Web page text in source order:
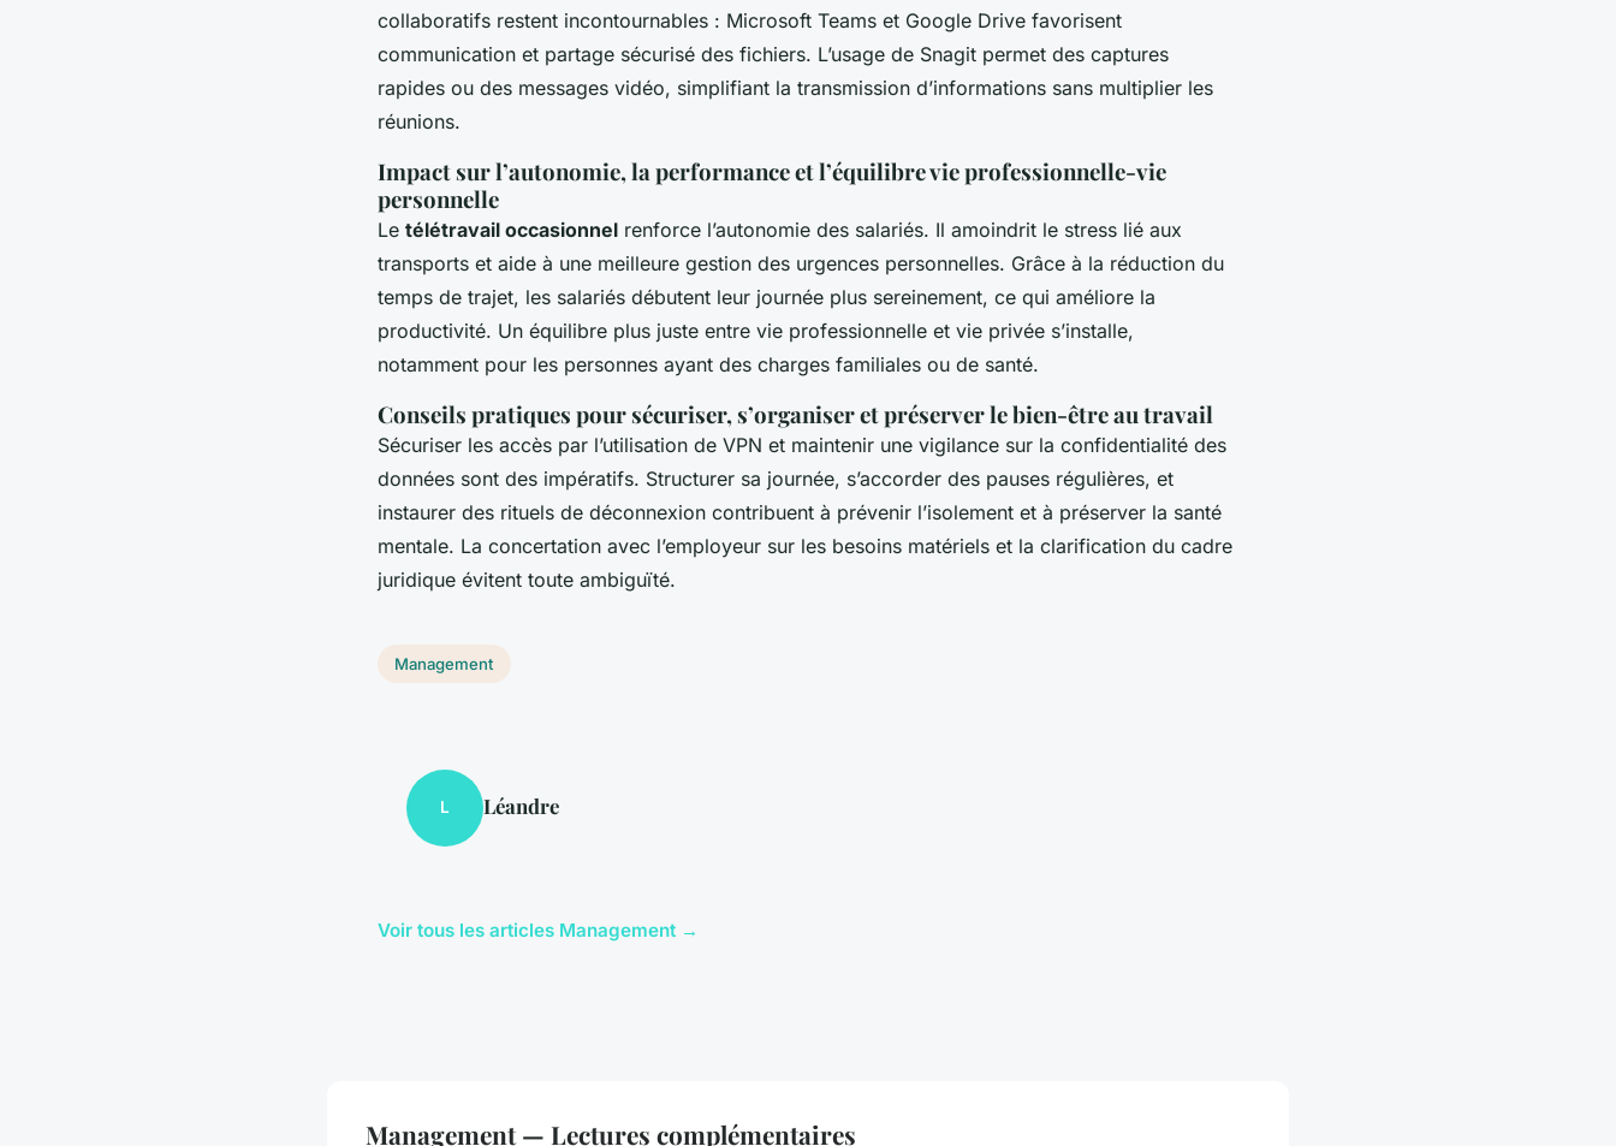
collaboratifs restent incontournables : Microsoft Teams et Google Drive favorisent
communication et partage sécurisé des fichiers. L’usage de Snagit permet des captures
rapides ou des messages vidéo, simplifiant la transmission d’informations sans multiplier les
réunions.
Impact sur l’autonomie, la performance et l’équilibre vie professionnelle-vie
personnelle
Le télétravail occasionnel renforce l’autonomie des salariés. Il amoindrit le stress lié aux
transports et aide à une meilleure gestion des urgences personnelles. Grâce à la réduction du
temps de trajet, les salariés débutent leur journée plus sereinement, ce qui améliore la
productivité. Un équilibre plus juste entre vie professionnelle et vie privée s’installe,
notamment pour les personnes ayant des charges familiales ou de santé.
Conseils pratiques pour sécuriser, s’organiser et préserver le bien-être au travail
Sécuriser les accès par l’utilisation de VPN et maintenir une vigilance sur la confidentialité des
données sont des impératifs. Structurer sa journée, s’accorder des pauses régulières, et
instaurer des rituels de déconnexion contribuent à prévenir l’isolement et à préserver la santé
mentale. La concertation avec l’employeur sur les besoins matériels et la clarification du cadre
juridique évitent toute ambiguïté.
Management
L Léandre
Voir tous les articles Management →
Management — Lectures complémentaires